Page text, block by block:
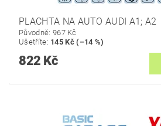
PLACHTA NA AUTO AUDI A1; A2
Původně: 967 Kč
Ušetříte: 145 Kč (–14 %)
822 Kč